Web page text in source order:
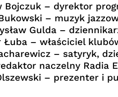
Bojczuk – dyrektor
– muzyk
Gulda –
Łuba – właściciel
– satyryk,
naczelny Radia
– prezenter i